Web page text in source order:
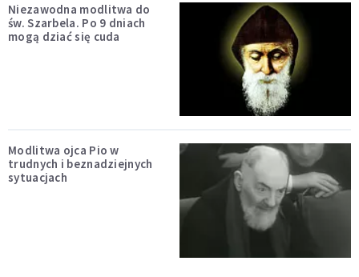
Niezawodna modlitwa do
św. Szarbela. Po 9 dniach
mogą dziać się cuda
Modlitwa ojca Pio w
trudnych i beznadziejnych
sytuacjach